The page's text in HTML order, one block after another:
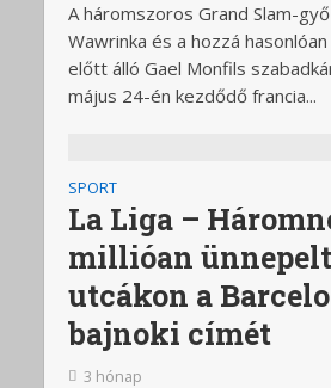
A háromszoros Grand Slam-
Wawrinka és a hozzá
előtt álló Gael Monfils
május 24-én kezdődő francia...
SPORT
La Liga –
millióan
utcákon a
bajnoki címét
3 hónap